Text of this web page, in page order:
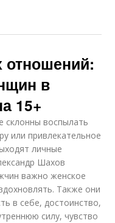
в
15+
склонны воспылать
или привлекательное
личные
Шахов
важно женское
Также они
в себе, достоинство,
силу, чувство